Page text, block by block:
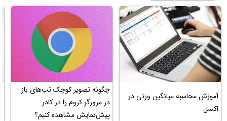
آموزش محاسبه میانگین وزنی در
اکسل
چگونه تصویر کوچک تب‌های باز
در مرورگر کروم را در کادر
پیش‌نمایش مشاهده کنیم؟